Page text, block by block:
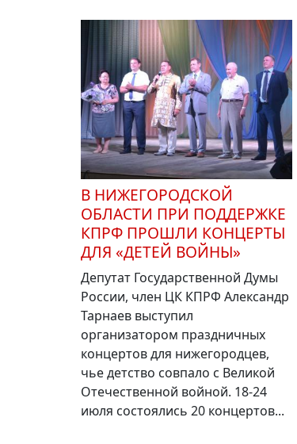
В НИЖЕГОРОДСКОЙ
ОБЛАСТИ ПРИ ПОДДЕРЖКЕ
КПРФ ПРОШЛИ КОНЦЕРТЫ
ДЛЯ «ДЕТЕЙ ВОЙНЫ»
Депутат Государственной Думы
России, член ЦК КПРФ Александр
Тарнаев выступил
организатором праздничных
концертов для нижегородцев,
чье детство совпало с Великой
Отечественной войной. 18-24
июля состоялись 20 концертов...